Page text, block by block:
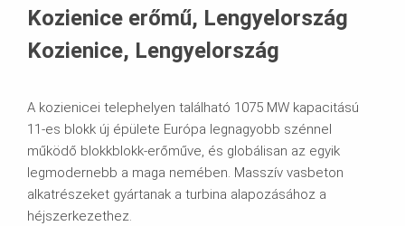
Kozienice erőmű, Lengyelország
Kozienice, Lengyelország
A kozienicei telephelyen található 1075 MW kapacitású
11-es blokk új épülete Európa legnagyobb szénnel
működő blokkblokk-erőműve, és globálisan az egyik
legmodernebb a maga nemében. Masszív vasbeton
alkatrészeket gyártanak a turbina alapozásához a
héjszerkezethez.